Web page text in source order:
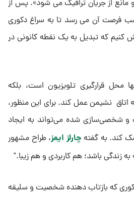
مانع از جریان ترافیک می شود». پس از
فرصت آن می رسد تا به سراغ دکوری
کنیم که تبدیل به یک نقطه کانونی در
محل قرارگیری تلویزیون است، بلکه
اتاق نشیمن عمل کند. برای این منظور،
و شخصی‌سازی شده می‌تواند به ایجاد
کند. به گفته چارلز ایمز، طراح مشهور
به زندگی باشد؛ هم کاربردی و هم زیبا."
دکوری که بازتاب ‌دهنده شخصیت و سلیقه